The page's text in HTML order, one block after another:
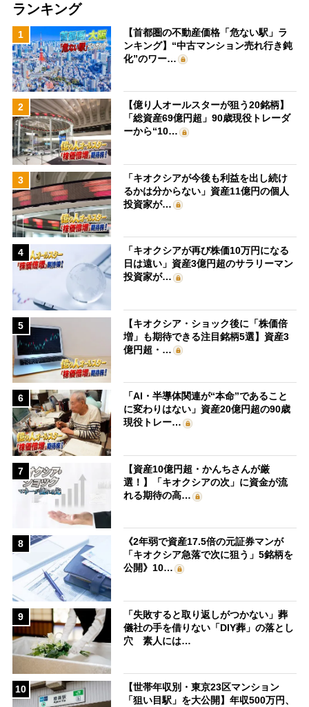
ランキング
1
【首都圏の不動産価格「危ない駅」ラ
ンキング】“中古マンション売れ行き鈍
化”のワー…
2
【億り人オールスターが狙う20銘柄】
「総資産69億円超」90歳現役トレーダ
ーから“10…
3
「キオクシアが今後も利益を出し続け
るかは分からない」資産11億円の個人
投資家が…
4
「キオクシアが再び株価10万円になる
日は遠い」資産3億円超のサラリーマン
投資家が…
5
【キオクシア・ショック後に「株価倍
増」も期待できる注目銘柄5選】資産3
億円超・…
6
「AI・半導体関連が“本命”であること
に変わりはない」資産20億円超の90歳
現役トレー…
7
【資産10億円超・かんちさんが厳
選！】「キオクシアの次」に資金が流
れる期待の高…
8
《2年弱で資産17.5倍の元証券マンが
「キオクシア急落で次に狙う」5銘柄を
公開》10…
9
「失敗すると取り返しがつかない」葬
儀社の手を借りない「DIY葬」の落とし
穴 素人には…
10
【世帯年収別・東京23区マンション
「狙い目駅」を大公開】年収500万円、